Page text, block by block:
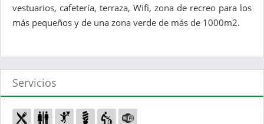
vestuarios, cafetería, terraza, Wifi, zona de recreo para los
más pequeños y de una zona verde de más de 1000m2.
Servicios